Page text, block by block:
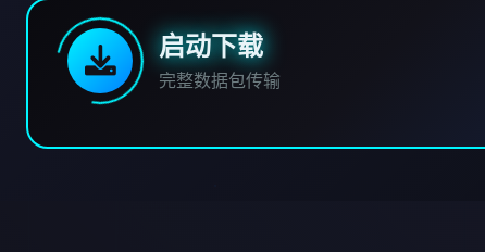
启动下载
完整数据包传输